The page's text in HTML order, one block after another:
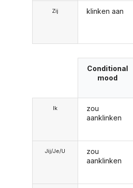
Zij klinken aan
Ik
Jij/Je/U
Conditional
mood
zou
aanklinken
zou
aanklinken